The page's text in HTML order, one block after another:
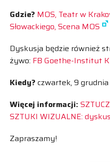
Gdzie? MOS, Teatr w
Słowackiego, Scena MOS
Dyskusja będzie również
żywo: FB Goethe-Institut
Kiedy? czwartek, 9 grudnia
Więcej informacji:
SZTUKI WIZUALNE:
Zapraszamy!